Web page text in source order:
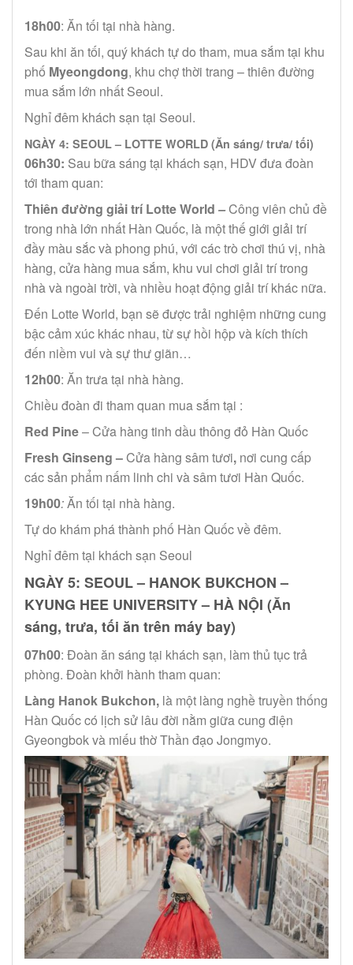
18h00: Ăn tối tại nhà hàng.
Sau khi ăn tối, quý khách tự do tham, mua sắm tại khu
phố Myeongdong, khu chợ thời trang – thiên đường
mua sắm lớn nhất Seoul.
Nghỉ đêm khách sạn tại Seoul.
NGÀY 4: SEOUL – LOTTE WORLD (Ăn sáng/ trưa/ tối)
06h30: Sau bữa sáng tại khách sạn, HDV đưa đoàn
tới tham quan:
Thiên đường giải trí Lotte World –Công viên chủ đề
trong nhà lớn nhất Hàn Quốc, là một thế giới giải trí
đầy màu sắc và phong phú, với các trò chơi thú vị, nhà
hàng, cửa hàng mua sắm, khu vui chơi giải trí trong
nhà và ngoài trời, và nhiều hoạt động giải trí khác nữa.
Đến Lotte World, bạn sẽ được trải nghiệm những cung
bậc cảm xúc khác nhau, từ sự hồi hộp và kích thích
đến niềm vui và sự thư giãn…
12h00: Ăn trưa tại nhà hàng.
Chiều đoàn đi tham quan mua sắm tại :
Red Pine– Cửa hàng tinh dầu thông đỏ Hàn Quốc
Fresh Ginseng –Cửa hàng sâm tươi, nơi cung cấp
các sản phẩm nấm linh chi và sâm tươi Hàn Quốc.
19h00:Ăn tối tại nhà hàng.
Tự do khám phá thành phố Hàn Quốc về đêm.
Nghỉ đêm tại khách sạn Seoul
NGÀY 5: SEOUL – HANOK BUKCHON –
KYUNG HEE UNIVERSITY – HÀ NỘI (Ăn
sáng, trưa, tối ăn trên máy bay)
07h00: Đoàn ăn sáng tại khách sạn, làm thủ tục trả
phòng. Đoàn khởi hành tham quan:
Làng Hanok Bukchon, là một làng nghề truyền thống
Hàn Quốc có lịch sử lâu đời nằm giữa cung điện
Gyeongbok và miếu thờ Thần đạo Jongmyo.